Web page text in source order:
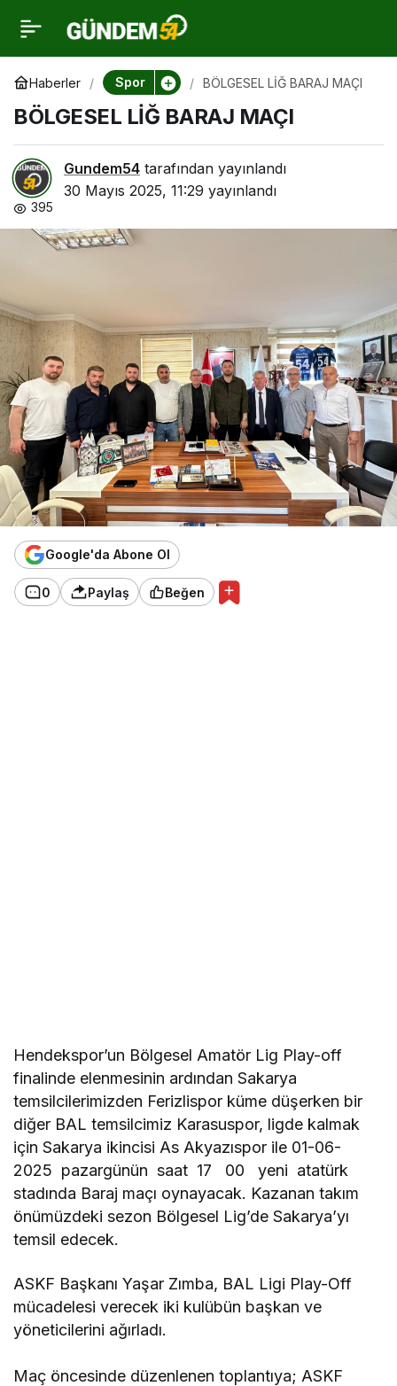
Haberler Spor BÖLGESEL LİĞ BARAJ MAÇI
BÖLGESEL LİĞ BARAJ MAÇI
Gundem54 tarafından yayınlandı
30 Mayıs 2025, 11:29 yayınlandı
395
Google'da Abone Ol
0 Paylaş Beğen
Hendekspor’un Bölgesel Amatör Lig Play-off
finalinde elenmesinin ardından Sakarya
temsilcilerimizden Ferizlispor küme düşerken bir
diğer BAL temsilcimiz Karasuspor, ligde kalmak
için Sakarya ikincisi As Akyazıspor ile 01-06-
2025 pazargünün saat 17 00 yeni atatürk
stadında Baraj maçı oynayacak. Kazanan takım
önümüzdeki sezon Bölgesel Lig’de Sakarya’yı
temsil edecek.
ASKF Başkanı Yaşar Zımba, BAL Ligi Play-Off
mücadelesi verecek iki kulübün başkan ve
yöneticilerini ağırladı.
Maç öncesinde düzenlenen toplantıya; ASKF
BÖLGESEL LİĞ BARAJ
MAÇI